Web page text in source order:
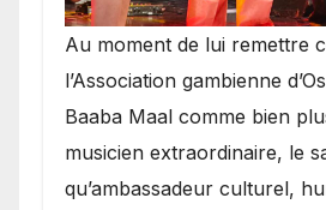
​Au moment de lui remettre
l’Association gambienne
Baaba Maal comme bien
musicien extraordinaire, le
qu’ambassadeur culturel,